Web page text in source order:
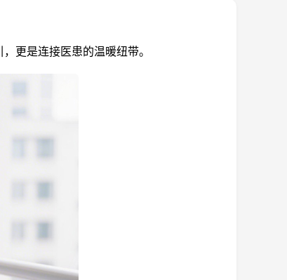
更是连接医患的温暖纽带。